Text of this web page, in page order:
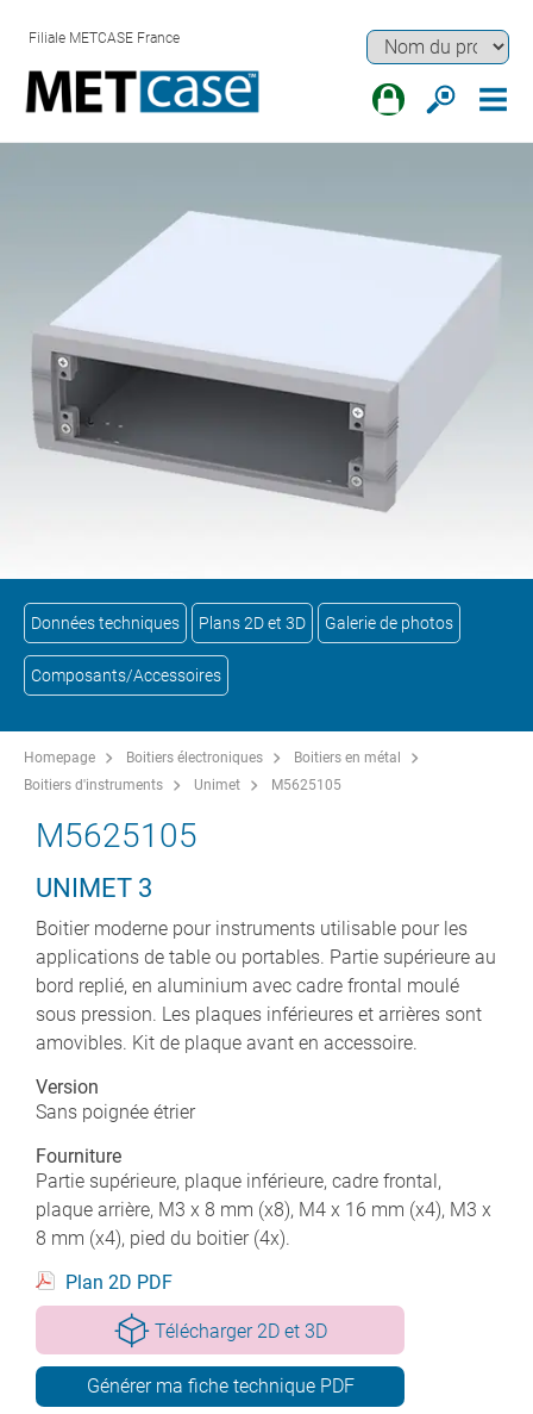
Filiale METCASE France
Données techniques Plans 2D et 3D Galerie de photos
Composants/Accessoires
Homepage Boitiers électroniques
Boitiers en métal
Boitiers d'instruments
Unimet M5625105
M5625105
UNIMET 3
Boitier moderne pour instruments utilisable pour les
applications de table ou portables. Partie supérieure au
bord replié, en aluminium avec cadre frontal moulé
sous pression. Les plaques inférieures et arrières sont
amovibles. Kit de plaque avant en accessoire.
Version
Sans poignée étrier
Fourniture
Partie supérieure, plaque inférieure, cadre frontal,
plaque arrière, M3 x 8 mm (x8), M4 x 16 mm (x4), M3 x
8 mm (x4), pied du boitier (4x).
Plan 2D PDF
Télécharger 2D et 3D
Générer ma fiche technique PDF